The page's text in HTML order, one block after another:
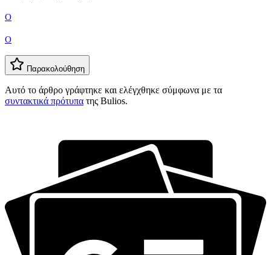
O
O
Παρακολούθηση
Αυτό το άρθρο γράφτηκε και ελέγχθηκε σύμφωνα με τα
συντακτικά πρότυπα της Bulios.